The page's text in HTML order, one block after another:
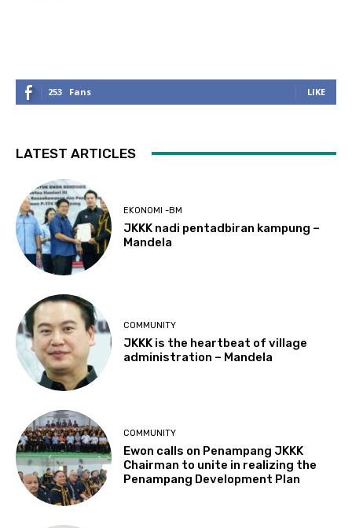
253 Fans LIKE
LATEST ARTICLES
EKONOMI -BM
JKKK nadi pentadbiran kampung –
Mandela
COMMUNITY
JKKK is the heartbeat of village
administration – Mandela
COMMUNITY
Ewon calls on Penampang JKKK
Chairman to unite in realizing the
Penampang Development Plan